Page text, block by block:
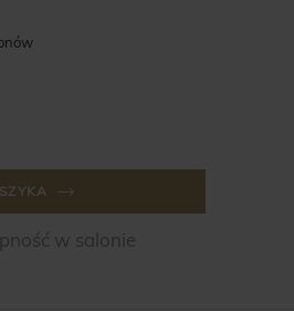
w salonie